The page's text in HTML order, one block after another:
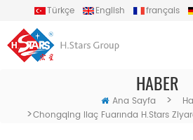
Türkçe English français
HABER
Ana Sayfa >
>Chongqing Ilaç Fuarında H.stars